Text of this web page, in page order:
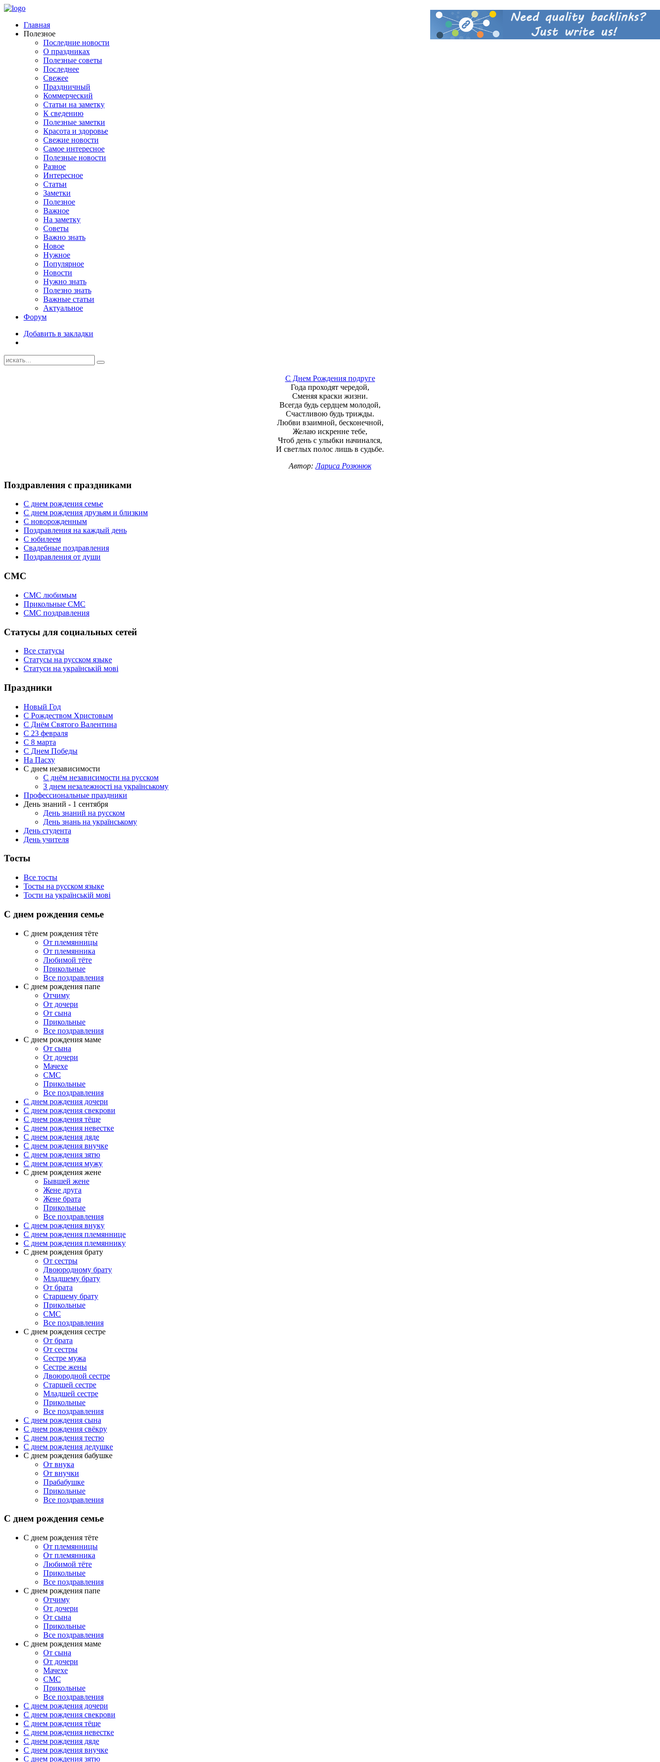
Главная
Полезное
Последние новости
О праздниках
Полезные советы
Последнее
Свежее
Праздничный
Коммерческий
Статьи на заметку
К сведению
Полезные заметки
Красота и здоровье
Свежие новости
Самое интересное
Полезные новости
Разное
Интересное
Статьи
Заметки
Полезное
Важное
На заметку
Советы
Важно знать
Новое
Нужное
Популярное
Новости
Нужно знать
Полезно знать
Важные статьи
Актуальное
Форум
Добавить в закладки
С Днем Рождения подруге
Года проходят чередой,
Сменяя краски жизни.
Всегда будь сердцем молодой,
Счастливою будь трижды.
Любви взаимной, бесконечной,
Желаю искренне тебе,
Чтоб день с улыбки начинался,
И светлых полос лишь в судьбе.
Автор:Лариса Розюнюк
Поздравления с праздниками
С днем рождения семье
С днем рождения друзьям и близким
C новорожденным
Поздравления на каждый день
С юбилеем
Свадебные поздравления
Поздравления от души
СМС
СМС любимым
Прикольные СМС
СМС поздравления
Статусы для социальных сетей
Все статусы
Статусы на русском языке
Статуси на українській мові
Праздники
Новый Год
С Рождеством Христовым
С Днём Святого Валентина
С 23 февраля
C 8 марта
С Днем Победы
На Пасху
С днем независимости
С днём независимости на русском
З днем незалежності на українському
Профессиональные праздники
День знаний - 1 сентября
День знаний на русском
День знань на українському
День студента
День учителя
Тосты
Все тосты
Тосты на русском языке
Тости на українській мові
С днем рождения семье
С днем рождения тёте
От племянницы
От племянника
Любимой тёте
Прикольные
Все поздравления
C днем рождения папе
Отчиму
От дочери
От сына
Прикольные
Все поздравления
С днем рождения маме
От сына
От дочери
Мачехе
СМС
Прикольные
Все поздравления
C днем рождения дочери
C днем рождения свекрови
C днем рождения тёще
C днем рождения невестке
C днем рождения дяде
C днем рождения внучке
C днем рождения зятю
C днем рождения мужу
С днем рождения жене
Бывшей жене
Жене друга
Жене брата
Прикольные
Все поздравления
C днем рождения внуку
C днем рождения племяннице
C днем рождения племяннику
C днем рождения брату
От сестры
Двоюродному брату
Младшему брату
От брата
Старшему брату
Прикольные
СМС
Все поздравления
С днем рождения сестре
От брата
От сестры
Сестре мужа
Сестре жены
Двоюродной сестре
Старшей сестре
Младшей сестре
Прикольные
Все поздравления
C днем рождения сына
C днем рождения свёкру
C днем рождения тестю
С днем рождения дедушке
С днем рождения бабушке
От внука
От внучки
Прабабушке
Прикольные
Все поздравления
С днем рождения семье
С днем рождения тёте
От племянницы
От племянника
Любимой тёте
Прикольные
Все поздравления
C днем рождения папе
Отчиму
От дочери
От сына
Прикольные
Все поздравления
С днем рождения маме
От сына
От дочери
Мачехе
СМС
Прикольные
Все поздравления
C днем рождения дочери
C днем рождения свекрови
C днем рождения тёще
C днем рождения невестке
C днем рождения дяде
C днем рождения внучке
C днем рождения зятю